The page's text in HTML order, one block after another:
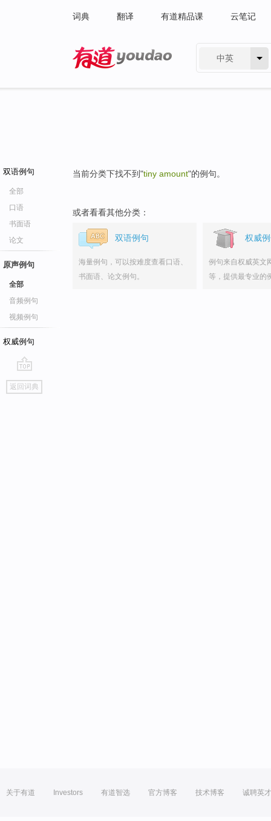
词典 翻译 有道精品课 云笔记
中英
双语例句
全部
口语
书面语
论文
原声例句
全部
音频例句
视频例句
权威例句
go
top
返回词典
当前分类下找不到"tiny amount"的例句。
或者看看其他分类：
双语例句
海量例句，可以按难度查看口语、
书面语、论文例句。
权威
例句来自权威英文
等，提供最专业的
关于有道 Investors 有道智选 官方博客 技术博客 诚聘英才